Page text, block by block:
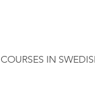
COURSES IN